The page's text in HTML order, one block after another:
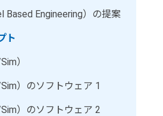
Based Engineering）の提案
ト
）
）のソフトウェア 1
）のソフトウェア 2